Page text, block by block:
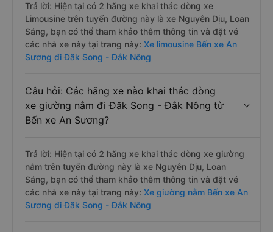
Trả lời: Hiện tại có 2 hãng xe khai thác dòng xe
Limousine trên tuyến đường này là xe Nguyên Dịu, Loan
Sáng, bạn có thể tham khảo thêm thông tin và đặt vé
các nhà xe này tại trang này: Xe limousine Bến xe An
Sương đi Đăk Song - Đắk Nông
Câu hỏi: Các hãng xe nào khai thác dòng
xe giường nằm đi Đăk Song - Đắk Nông từ
Bến xe An Sương?
Trả lời: Hiện tại có 2 hãng xe khai thác dòng xe giường
nằm trên tuyến đường này là xe Nguyên Dịu, Loan
Sáng, bạn có thể tham khảo thêm thông tin và đặt vé
các nhà xe này tại trang này: Xe giường nằm Bến xe An
Sương đi Đăk Song - Đắk Nông